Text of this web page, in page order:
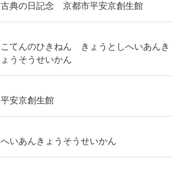
古典の日記念 京都市平安京創生館
こてんのひきねん きょうとしへいあんき
ょうそうせいかん
平安京創生館
へいあんきょうそうせいかん